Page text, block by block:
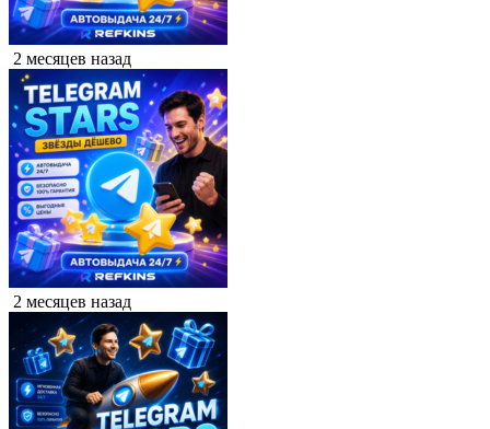
2 месяцев назад
2 месяцев назад